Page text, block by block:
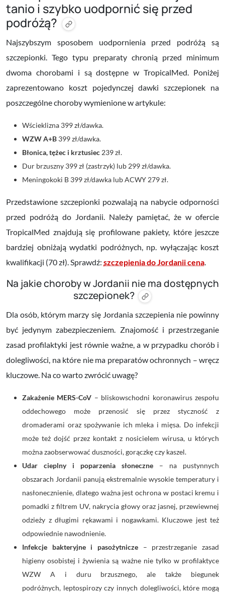
tanio i szybko uodpornić się przed
podróżą?
Najszybszym sposobem uodpornienia przed podróżą są
szczepionki. Tego typu preparaty chronią przed minimum
dwoma chorobami i są dostępne w TropicalMed. Poniżej
zaprezentowano koszt pojedynczej dawki szczepionek na
poszczególne choroby wymienione w artykule:
Wścieklizna 399 zł/dawka.
WZW A+B 399 zł/dawka.
Błonica, tężec i krztusiec 239 zł.
Dur brzuszny 399 zł (zastrzyk) lub 299 zł/dawka.
Meningokoki B 399 zł/dawka lubACWY 279 zł.
Przedstawione szczepionki pozwalają na nabycie odporności
przed podróżą do Jordanii. Należy pamiętać, że w ofercie
TropicalMed znajdują się profilowane pakiety, które jeszcze
bardziej obniżają wydatki podróżnych, np. wyłączając koszt
kwalifikacji (70 zł). Sprawdź: szczepienia do Jordanii cena.
Na jakie choroby w Jordanii nie ma dostępnych
szczepionek?
Dla osób, którym marzy się Jordania szczepienia nie powinny
być jedynym zabezpieczeniem. Znajomość i przestrzeganie
zasad profilaktyki jest równie ważne, a w przypadku chorób i
dolegliwości, na które nie ma preparatów ochronnych – wręcz
kluczowe. Na co warto zwrócić uwagę?
Zakażenie MERS-CoV – bliskowschodni koronawirus zespołu
oddechowego może przenosić się przez styczność z
dromaderami oraz spożywanie ich mleka i mięsa. Do infekcji
może też dojść przez kontakt z nosicielem wirusa, u których
można zaobserwować duszności, gorączkę czy kaszel.
Udar cieplny i poparzenia słoneczne
– na pustynnych
obszarach Jordanii panują ekstremalnie wysokie temperatury i
nasłonecznienie, dlatego ważna jest ochrona w postaci kremu i
pomadki z filtrem UV, nakrycia głowy oraz jasnej, przewiewnej
odzieży z długimi rękawami i nogawkami. Kluczowe jest też
odpowiednie nawodnienie.
Infekcje bakteryjne i pasożytnicze
– przestrzeganie zasad
higieny osobistej i żywienia są ważne nie tylko w profilaktyce
WZW A i duru brzusznego, ale także biegunek
podróżnych, leptospirozy czy innych dolegliwości, które mogą